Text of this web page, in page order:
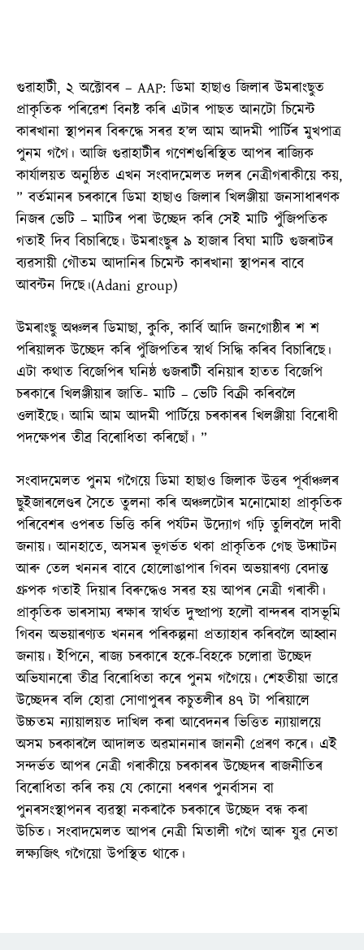
গুৱাহাটী, ২ অক্টোবৰ – AAP: ডিমা হাছাও জিলাৰ উমৰাংছুত
প্ৰাকৃতিক পৰিৱেশ বিনষ্ট কৰি এটাৰ পাছত আনটো চিমেন্ট
কাৰখানা স্থাপনৰ বিৰুদ্ধে সৰৱ হ’ল আম আদমী পাৰ্টিৰ মুখপাত্ৰ
পুনম গগৈ। আজি গুৱাহাটীৰ গণেশগুৰিস্থিত আপৰ ৰাজ্যিক
কাৰ্যালয়ত অনুষ্ঠিত এখন সংবাদমেলত দলৰ নেত্ৰীগৰাকীয়ে কয়,
” বৰ্তমানৰ চৰকাৰে ডিমা হাছাও জিলাৰ খিলঞ্জীয়া জনসাধাৰণক
নিজৰ ভেটি – মাটিৰ পৰা উচ্ছেদ কৰি সেই মাটি পুঁজিপতিক
গতাই দিব বিচাৰিছে। উমৰাংছুৰ ৯ হাজাৰ বিঘা মাটি গুজৰাটৰ
ব্যৱসায়ী গৌতম আদানিৰ চিমেন্ট কাৰখানা স্থাপনৰ বাবে
আবন্টন দিছে।(Adani group)
উমৰাংছু অঞ্চলৰ ডিমাছা, কুকি, কাৰ্বি আদি জনগোষ্ঠীৰ শ শ
পৰিয়ালক উচ্ছেদ কৰি পুঁজিপতিৰ স্বাৰ্থ সিদ্ধি কৰিব বিচাৰিছে।
এটা কথাত বিজেপিৰ ঘনিষ্ঠ গুজৰাটী বনিয়াৰ হাতত বিজেপি
চৰকাৰে খিলঞ্জীয়াৰ জাতি- মাটি – ভেটি বিক্ৰী কৰিবলৈ
ওলাইছে। আমি আম আদমী পাৰ্টিয়ে চৰকাৰৰ খিলঞ্জীয়া বিৰোধী
পদক্ষেপৰ তীব্ৰ বিৰোধিতা কৰিছোঁ। ”
সংবাদমেলত পুনম গগৈয়ে ডিমা হাছাও জিলাক উত্তৰ পূৰ্বাঞ্চলৰ
ছুইজাৰলেণ্ডৰ সৈতে তুলনা কৰি অঞ্চলটোৰ মনোমোহা প্ৰাকৃতিক
পৰিবেশৰ ওপৰত ভিত্তি কৰি পৰ্যটন উদ্যোগ গঢ়ি তুলিবলৈ দাবী
জনায়। আনহাতে, অসমৰ ভূগৰ্ভত থকা প্ৰাকৃতিক গেছ উদ্ঘাটন
আৰু তেল খননৰ বাবে হোলোঙাপাৰ গিবন অভয়াৰণ্য বেদান্ত
গ্ৰুপক গতাই দিয়াৰ বিৰুদ্ধেও সৰৱ হয় আপৰ নেত্ৰী গৰাকী।
প্ৰাকৃতিক ভাৰসাম্য ৰক্ষাৰ স্বাৰ্থত দুষ্প্ৰাপ্য হলৌ বান্দৰৰ বাসভূমি
গিবন অভয়াৰণ্যত খননৰ পৰিকল্পনা প্ৰত্যাহাৰ কৰিবলৈ আহ্বান
জনায়। ইপিনে, ৰাজ্য চৰকাৰে হকে-বিহকে চলোৱা উচ্ছেদ
অভিযানৰো তীব্ৰ বিৰোধিতা কৰে পুনম গগৈয়ে। শেহতীয়া ভাৱে
উচ্ছেদৰ বলি হোৱা সোণাপুৰৰ কচুতলীৰ ৪৭ টা পৰিয়ালে
উচ্চতম ন্যায়ালয়ত দাখিল কৰা আবেদনৰ ভিত্তিত ন্যায়ালয়ে
অসম চৰকাৰলৈ আদালত অৱমাননাৰ জাননী প্ৰেৰণ কৰে। এই
সন্দৰ্ভত আপৰ নেত্ৰী গৰাকীয়ে চৰকাৰৰ উচ্ছেদৰ ৰাজনীতিৰ
বিৰোধিতা কৰি কয় যে কোনো ধৰণৰ পুনৰ্বাসন বা
পুনৰসংস্থাপনৰ ব্যৱস্থা নকৰাকৈ চৰকাৰে উচ্ছেদ বন্ধ কৰা
উচিত। সংবাদমেলত আপৰ নেত্ৰী মিতালী গগৈ আৰু যুৱ নেতা
লক্ষ্যজিৎ গগৈয়ো উপস্থিত থাকে।